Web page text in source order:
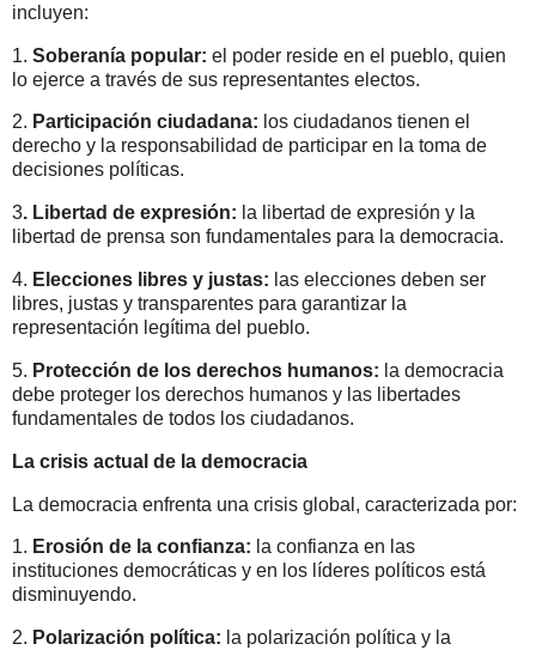
incluyen:
1. Soberanía popular: el poder reside en el pueblo, quien
lo ejerce a través de sus representantes electos.
2. Participación ciudadana: los ciudadanos tienen el
derecho y la responsabilidad de participar en la toma de
decisiones políticas.
3. Libertad de expresión: la libertad de expresión y la
libertad de prensa son fundamentales para la democracia.
4. Elecciones libres y justas: las elecciones deben ser
libres, justas y transparentes para garantizar la
representación legítima del pueblo.
5. Protección de los derechos humanos: la democracia
debe proteger los derechos humanos y las libertades
fundamentales de todos los ciudadanos.
La crisis actual de la democracia
La democracia enfrenta una crisis global, caracterizada por:
1. Erosión de la confianza: la confianza en las
instituciones democráticas y en los líderes políticos está
disminuyendo.
2. Polarización política: la polarización política y la